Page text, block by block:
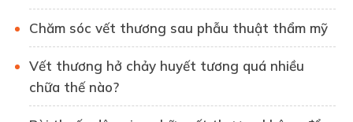
Chăm sóc vết thương sau phẫu thuật thẩm mỹ
Vết thương hở chảy huyết tương quá nhiều
chữa thế nào?